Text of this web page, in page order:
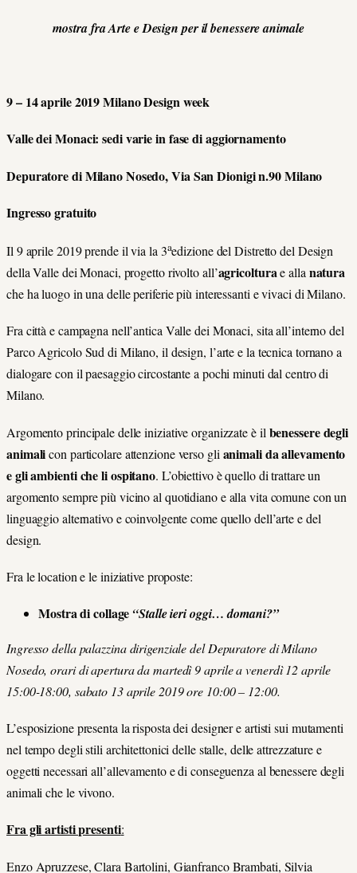
mostra fra Arte e Design per il benessere animale
9 – 14 aprile 2019 Milano Design week
Valle dei Monaci: sedi varie in fase di aggiornamento
Depuratore di Milano Nosedo, Via San Dionigi n.90 Milano
Ingresso gratuito
Il 9 aprile 2019 prende il via la 3aedizione del Distretto del Design
della Valle dei Monaci, progetto rivolto all’agricolturae allanatura
che ha luogo in una delle periferie più interessanti e vivaci di Milano.
Fra città e campagna nell’antica Valle dei Monaci, sita all’interno del
Parco Agricolo Sud di Milano, il design, l’arte e la tecnica tornano a
dialogare con il paesaggio circostante a pochi minuti dal centro di
Milano.
Argomento principale delle iniziative organizzate è il benessere degli
animalicon particolare attenzione verso gli animali da allevamento
e gli ambienti che li ospitano. L’obiettivo è quello di trattare un
argomento sempre più vicino al quotidiano e alla vita comune con un
linguaggio alternativo e coinvolgente come quello dell’arte e del
design.
Fra le location e le iniziative proposte:
Mostra di collage “Stalle ieri oggi… domani?”
Ingresso della palazzina dirigenziale del Depuratore di Milano
Nosedo, orari di apertura da martedì 9 aprile a venerdì 12 aprile
15:00-18:00, sabato 13 aprile 2019 ore 10:00 – 12:00.
L’esposizione presenta la risposta dei designer e artisti sui mutamenti
nel tempo degli stili architettonici delle stalle, delle attrezzature e
oggetti necessari all’allevamento e di conseguenza al benessere degli
animali che le vivono.
Fra gli artisti presenti:
Enzo Apruzzese, Clara Bartolini, Gianfranco Brambati, Silvia